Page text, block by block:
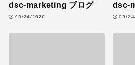
dsc-marketing ブログ
05/24/2026
dsc-
05/